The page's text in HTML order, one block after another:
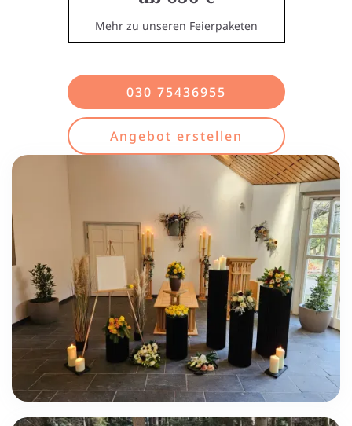
Mehr zu unseren Feierpaketen
030 75436955
Angebot erstellen